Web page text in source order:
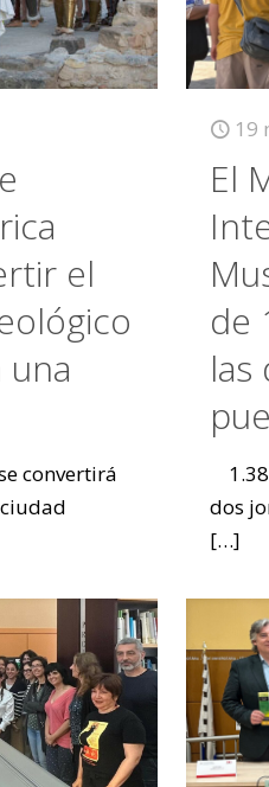
el
convertirá
19
El
de
las
dos
[…]